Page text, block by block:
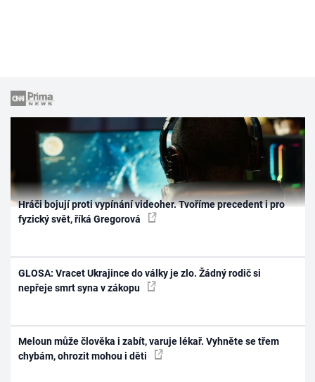
Hráči bojují proti vypínání videoher. Tvoříme precedent i pro
fyzický svět, říká Gregorová
GLOSA: Vracet Ukrajince do války je zlo. Žádný rodič si
nepřeje smrt syna v zákopu
Meloun může člověka i zabít, varuje lékař. Vyhněte se třem
chybám, ohrozit mohou i děti